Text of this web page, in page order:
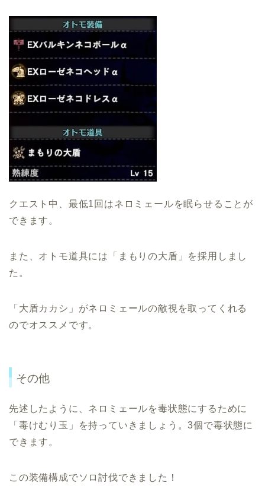
クエスト中、最低1回はネロミェールを眠らせることが
できます。
また、オトモ道具には「まもりの大盾」を採用しまし
た。
「大盾カカシ」がネロミェールの敵視を取ってくれる
のでオススメです。
その他
先述したように、ネロミェールを毒状態にするために
「毒けむり玉」を持っていきましょう。3個で毒状態に
できます。
この装備構成でソロ討伐できました！